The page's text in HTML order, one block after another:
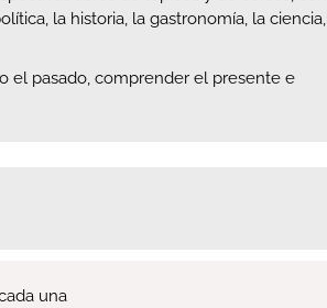
la historia, la gastronomía, la ciencia,
el pasado, comprender el presente e
una